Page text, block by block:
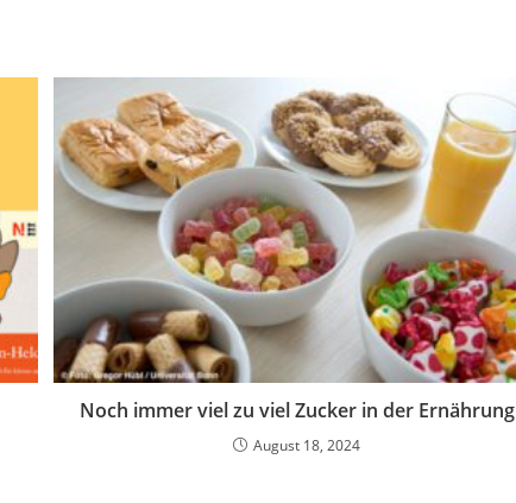
Noch immer viel zu viel Zucker in der Ernährung
August 18, 2024